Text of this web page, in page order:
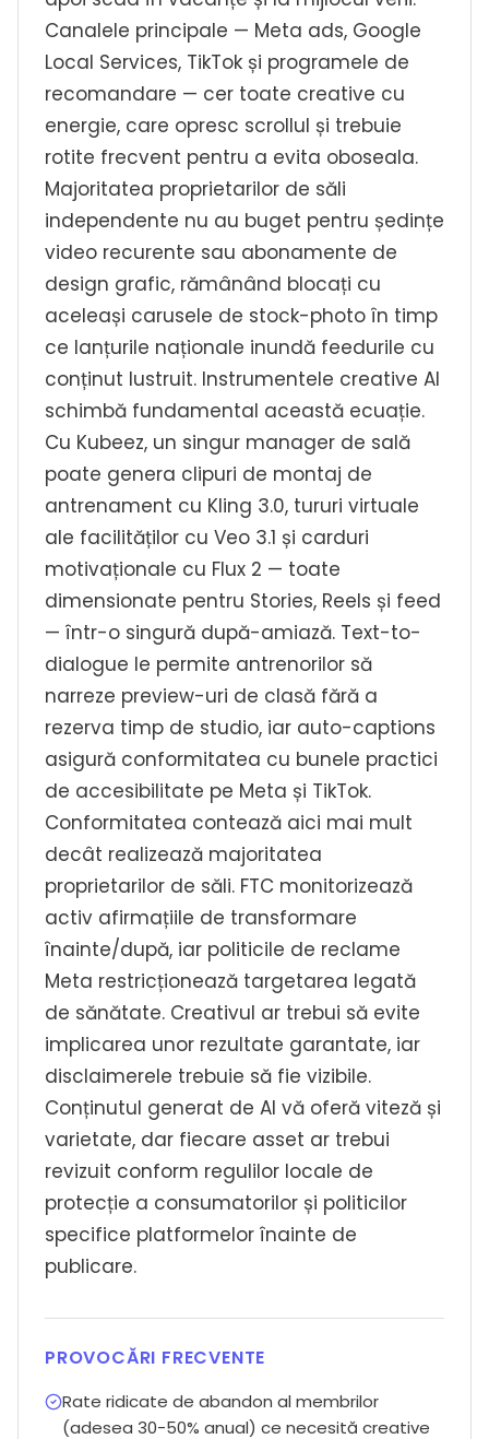
Canalele principale — Meta ads, Google
Local Services, TikTok și programele de
recomandare — cer toate creative cu
energie, care opresc scrollul și trebuie
rotite frecvent pentru a evita oboseala.
Majoritatea proprietarilor de săli
independente nu au buget pentru ședințe
video recurente sau abonamente de
design grafic, rămânând blocați cu
aceleași carusele de stock-photo în timp
ce lanțurile naționale inundă feedurile cu
conținut lustruit. Instrumentele creative AI
schimbă fundamental această ecuație.
Cu Kubeez, un singur manager de sală
poate genera clipuri de montaj de
antrenament cu Kling 3.0, tururi virtuale
ale facilităților cu Veo 3.1 și carduri
motivaționale cu Flux 2 — toate
dimensionate pentru Stories, Reels și feed
— într-o singură după-amiază. Text-to-
dialogue le permite antrenorilor să
narreze preview-uri de clasă fără a
rezerva timp de studio, iar auto-captions
asigură conformitatea cu bunele practici
de accesibilitate pe Meta și TikTok.
Conformitatea contează aici mai mult
decât realizează majoritatea
proprietarilor de săli. FTC monitorizează
activ afirmațiile de transformare
înainte/după, iar politicile de reclame
Meta restricționează targetarea legată
de sănătate. Creativul ar trebui să evite
implicarea unor rezultate garantate, iar
disclaimerele trebuie să fie vizibile.
Conținutul generat de AI vă oferă viteză și
varietate, dar fiecare asset ar trebui
revizuit conform regulilor locale de
protecție a consumatorilor și politicilor
specifice platformelor înainte de
publicare.
PROVOCĂRI FRECVENTE
Rate ridicate de abandon al membrilor
(adesea 30-50% anual) ce necesită creative